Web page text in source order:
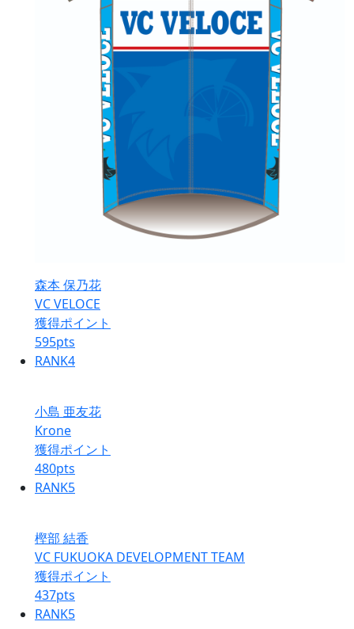
森本 保乃花
VC VELOCE
獲得ポイント
595pts
RANK4
小島 亜友花
Krone
獲得ポイント
480pts
RANK5
樫部 結香
VC FUKUOKA DEVELOPMENT TEAM
獲得ポイント
437pts
RANK5